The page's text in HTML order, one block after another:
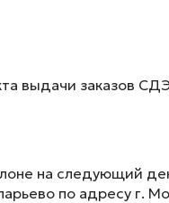
выдачи заказов
на следующий
по адресу